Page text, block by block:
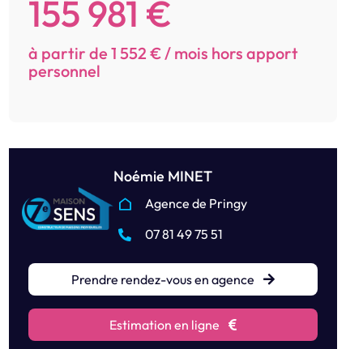
155 981 €
à partir de 1 552 € / mois hors apport
personnel
Noémie MINET
Agence de Pringy
07 81 49 75 51
Prendre rendez-vous en agence
Estimation en ligne